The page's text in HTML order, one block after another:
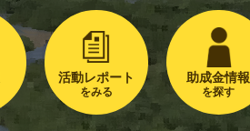
活動レポート
をみる
助成金情報
を探す